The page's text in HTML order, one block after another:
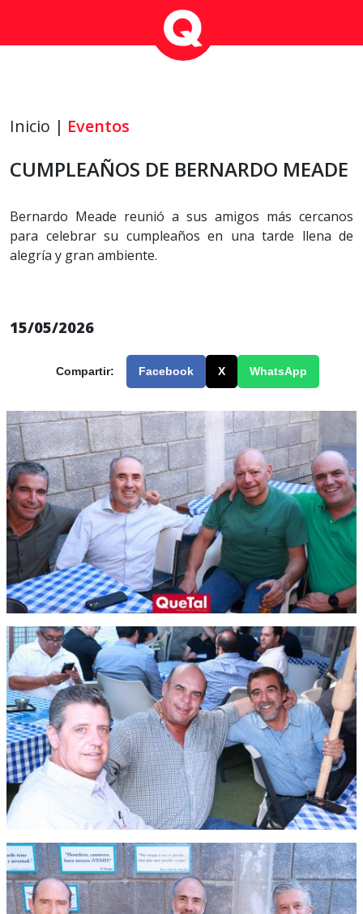
Inicio | Eventos
CUMPLEAÑOS DE BERNARDO MEADE
Bernardo Meade reunió a sus amigos más cercanos
para celebrar su cumpleaños en una tarde llena de
alegría y gran ambiente.
15/05/2026
Compartir: Facebook X WhatsApp